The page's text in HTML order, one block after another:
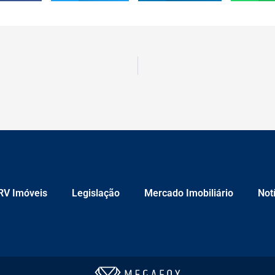
Imóveis Legislação Mercado Imobiliário